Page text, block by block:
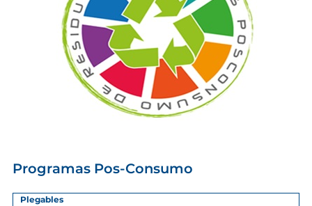
Programas Pos-Consumo
Plegables